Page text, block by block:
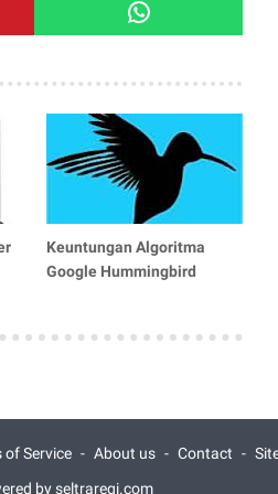
Keuntungan Algoritma
Google Hummingbird
of Service About us Contact
by seltraregi.com